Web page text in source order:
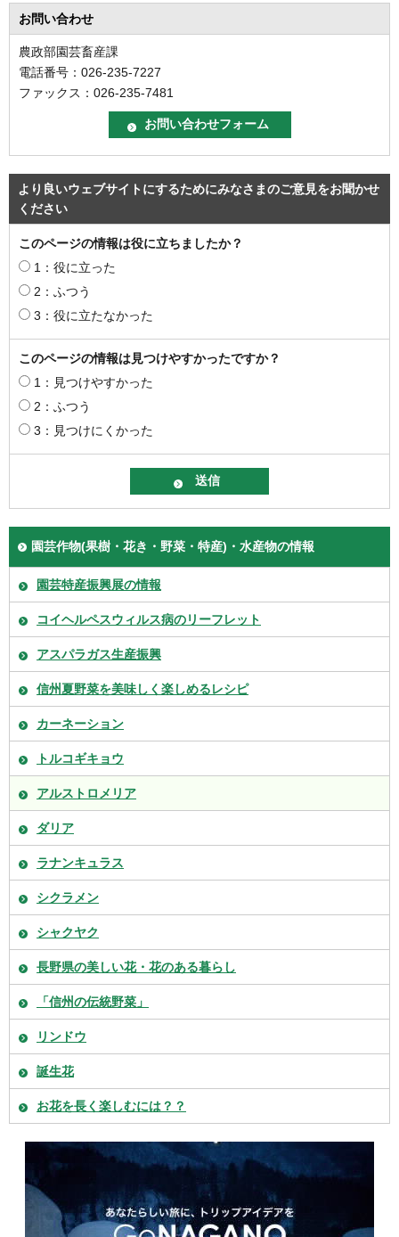
お問い合わせ
農政部園芸畜産課
電話番号：026-235-7227
ファックス：026-235-7481
より良いウェブサイトにするためにみなさまのご意見をお聞かせ
ください
このページの情報は役に立ちましたか？
1：役に立った
2：ふつう
3：役に立たなかった
このページの情報は見つけやすかったですか？
1：見つけやすかった
2：ふつう
3：見つけにくかった
園芸作物(果樹・花き・野菜・特産)・水産物の情報
園芸特産振興展の情報
コイヘルペスウィルス病のリーフレット
アスパラガス生産振興
信州夏野菜を美味しく楽しめるレシピ
カーネーション
トルコギキョウ
アルストロメリア
ダリア
ラナンキュラス
シクラメン
シャクヤク
長野県の美しい花・花のある暮らし
「信州の伝統野菜」
リンドウ
誕生花
お花を長く楽しむには？？